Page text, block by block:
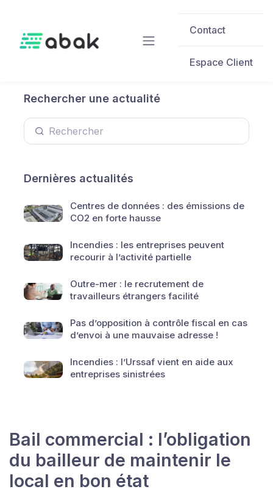
Contact
Espace Client
Rechercher une actualité
Dernières actualités
Centres de données : des émissions de
CO2 en forte hausse
Incendies : les entreprises peuvent
recourir à l’activité partielle
Outre-mer : le recrutement de
travailleurs étrangers facilité
Pas d’opposition à contrôle fiscal en cas
d’envoi à une mauvaise adresse !
Incendies : l’Urssaf vient en aide aux
entreprises sinistrées
Bail commercial : l’obligation
du bailleur de maintenir le
local en bon état